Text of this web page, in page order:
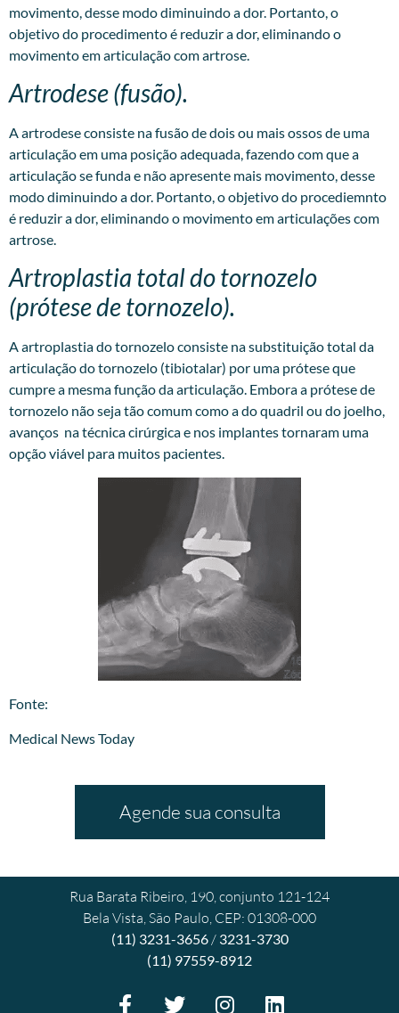
movimento, desse modo diminuindo a dor. Portanto, o
objetivo do procedimento é reduzir a dor, eliminando o
movimento em articulação com artrose.
Artrodese (fusão).
A artrodese consiste na fusão de dois ou mais ossos de uma
articulação em uma posição adequada, fazendo com que a
articulação se funda e não apresente mais movimento, desse
modo diminuindo a dor. Portanto, o objetivo do procediemnto
é reduzir a dor, eliminando o movimento em articulações com
artrose.
Artroplastia total do tornozelo
(prótese de tornozelo).
A artroplastia do tornozelo consiste na substituição total da
articulação do tornozelo (tibiotalar) por uma prótese que
cumpre a mesma função da articulação. Embora a prótese de
tornozelo não seja tão comum como a do quadril ou do joelho,
avanços na técnica cirúrgica e nos implantes tornaram uma
opção viável para muitos pacientes.
​Fonte:
Medical News Today
Agende sua consulta
Rua Barata Ribeiro, 190, conjunto 121-124
Bela Vista, São Paulo, CEP: 01308-000
(11) 3231-3656/ 3231-3730
(11) 97559-8912